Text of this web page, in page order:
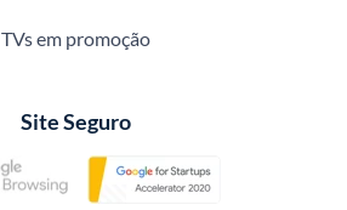
TVs em promoção
Site Seguro